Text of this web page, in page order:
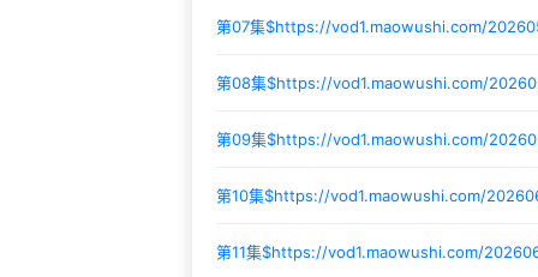
第07集$https://vod1.maowushi.com/
第08集$https://vod1.maowushi.com/
第09集$https://vod1.maowushi.com/
第10集$https://vod1.maowushi.com/
第11集$https://vod1.maowushi.com/